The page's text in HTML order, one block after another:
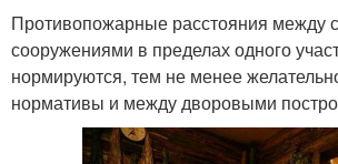
Противопожарные расстояния между
сооружениями в пределах одного
нормируются, тем не менее
нормативы и между дворовыми